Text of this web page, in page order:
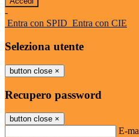
-
Entra con SPID Entra con CIE
Seleziona utente
button close ×
Recupero password
button close ×
E-